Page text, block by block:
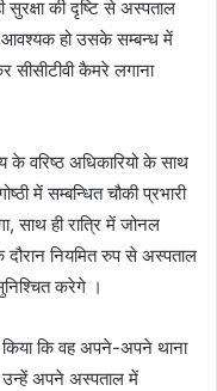
की दृष्टि से अस्पताल
आवश्यक हो उसके सम्बन्ध में
सीसीटीवी कैमरे लगाना
के वरिष्ठ अधिकारियो के साथ
में सम्बन्धित चौकी प्रभारी
साथ ही रात्रि में जोनल
नियमित रुप से अस्पताल
करेगे ।
किया कि वह अपने-अपने थाना
उन्हें अपने अस्पताल में